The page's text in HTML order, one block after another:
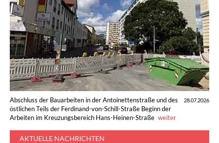
28.07.2026
Abschluss der Bauarbeiten in der Antoinettenstraße und des
östlichen Teils der Ferdinand-von-Schill-Straße Beginn der
Arbeiten im Kreuzungsbereich Hans-Heinen-Straße weiter
AKTUELLE NACHRICHTEN